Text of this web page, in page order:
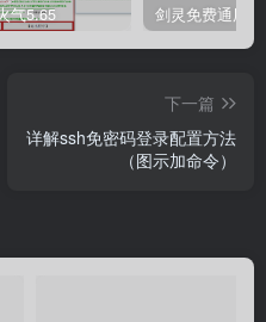
气5.65
下一篇
详解ssh免密码登录配置方法
（图示加命令）